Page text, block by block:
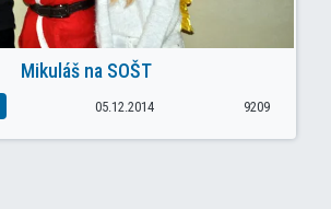
Mikuláš na SOŠT
05.12.2014 9209